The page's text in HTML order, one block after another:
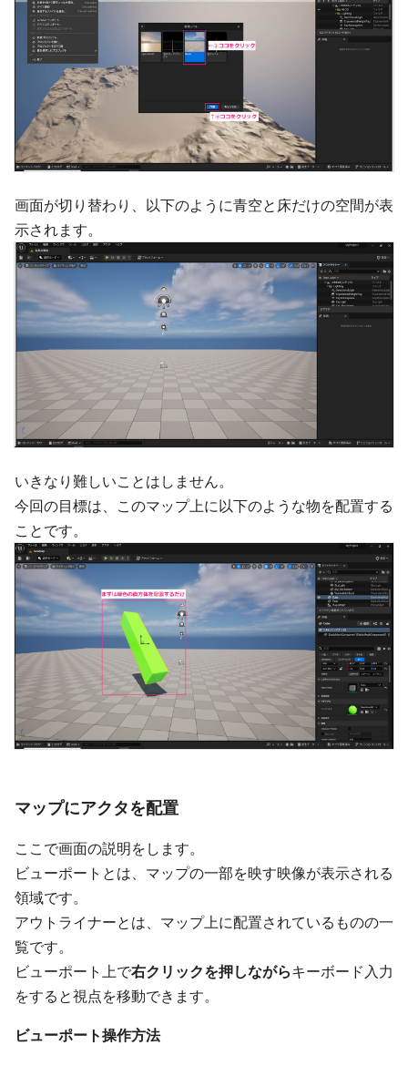
画面が切り替わり、以下のように青空と床だけの空間が表
示されます。
いきなり難しいことはしません。
今回の目標は、このマップ上に以下のような物を配置する
ことです。
マップにアクタを配置
ここで画面の説明をします。
ビューポートとは、マップの一部を映す映像が表示される
領域です。
アウトライナーとは、マップ上に配置されているものの一
覧です。
ビューポート上で右クリックを押しながらキーボード入力
をすると視点を移動できます。
ビューポート操作方法